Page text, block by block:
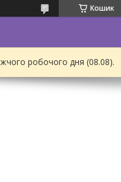
Кошик
робочого дня (08.08).